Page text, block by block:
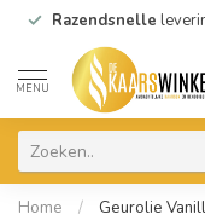
Razendsnelle
MENU
Home / Geurolie